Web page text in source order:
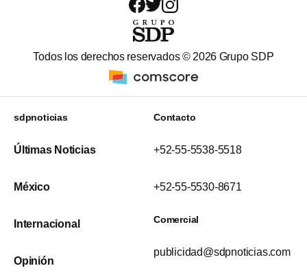
Todos los derechos reservados © 2026 Grupo SDP
sdpnoticias
Últimas Noticias
México
Internacional
Opinión
Contacto
+52-55-5538-5518
+52-55-5530-8671
Comercial
publicidad@sdpnoticias.com